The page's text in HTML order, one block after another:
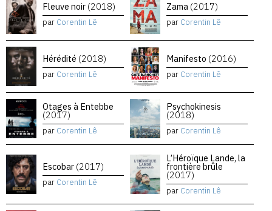
Fleuve noir (2018)
par Corentin Lê
Zama (2017)
par Corentin Lê
Hérédité (2018)
par Corentin Lê
Manifesto (2016)
par Corentin Lê
Otages à Entebbe
(2017)
par Corentin Lê
Psychokinesis
(2018)
par Corentin Lê
Escobar (2017)
par Corentin Lê
L’Héroïque Lande, la
frontière brûle
(2017)
par Corentin Lê